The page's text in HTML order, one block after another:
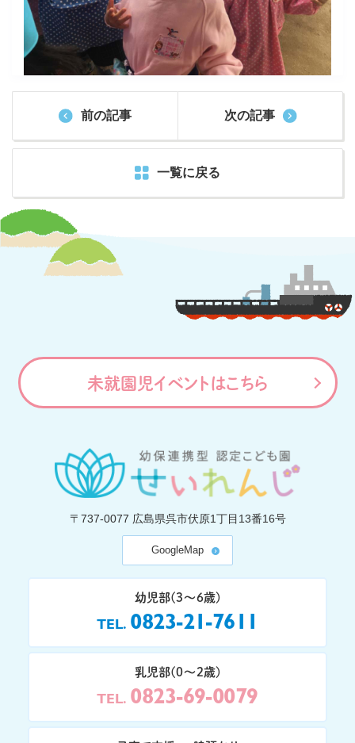
前の記事
一覧に戻る
次の記事
未就園児イベントはこちら
〒737-0077 広島県呉市伏原1丁目13番16号
GoogleMap
幼児部(3〜6歳)
TEL 0823-21-7611
乳児部(0〜2歳)
TEL 0823-69-0079